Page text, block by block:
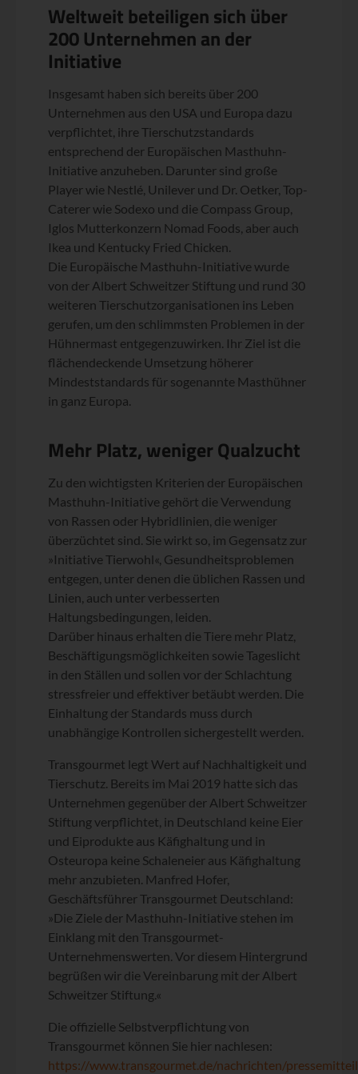
Weltweit beteiligen sich über
200 Unternehmen an der
Initiative
Insgesamt haben sich bereits über 200
Unternehmen aus den USA und Europa dazu
verpflichtet, ihre Tierschutzstandards
entsprechend der Europäischen Masthuhn-
Initiative anzuheben. Darunter sind große
Player wie Nestlé, Unilever und Dr. Oetker, Top-
Caterer wie Sodexo und die Compass Group,
Iglos Mutterkonzern Nomad Foods, aber auch
Ikea und Kentucky Fried Chicken.
Die Europäische Masthuhn-Initiative wurde
von der Albert Schweitzer Stiftung und rund 30
weiteren Tierschutzorganisationen ins Leben
gerufen, um den schlimmsten Problemen in der
Hühnermast entgegenzuwirken. Ihr Ziel ist die
flächendeckende Umsetzung höherer
Mindeststandards für sogenannte Masthühner
in ganz Europa.
Mehr Platz, weniger Qualzucht
Zu den wichtigsten Kriterien der Europäischen
Masthuhn-Initiative gehört die Verwendung
von Rassen oder Hybridlinien, die weniger
überzüchtet sind. Sie wirkt so, im Gegensatz zur
»Initiative Tierwohl«, Gesundheitsproblemen
entgegen, unter denen die üblichen Rassen und
Linien, auch unter verbesserten
Haltungsbedingungen, leiden.
Darüber hinaus erhalten die Tiere mehr Platz,
Beschäftigungsmöglichkeiten sowie Tageslicht
in den Ställen und sollen vor der Schlachtung
stressfreier und effektiver betäubt werden. Die
Einhaltung der Standards muss durch
unabhängige Kontrollen sichergestellt werden.
Transgourmet legt Wert auf Nachhaltigkeit und
Tierschutz. Bereits im Mai 2019 hatte sich das
Unternehmen gegenüber der Albert Schweitzer
Stiftung verpflichtet, in Deutschland keine Eier
und Eiprodukte aus Käfighaltung und in
Osteuropa keine Schaleneier aus Käfighaltung
mehr anzubieten. Manfred Hofer,
Geschäftsführer Transgourmet Deutschland:
»Die Ziele der Masthuhn-Initiative stehen im
Einklang mit den Transgourmet-
Unternehmenswerten. Vor diesem Hintergrund
begrüßen wir die Vereinbarung mit der Albert
Schweitzer Stiftung.«
Die offizielle Selbstverpflichtung von
Transgourmet können Sie hier nachlesen:
https://www.transgourmet.de/nachrichten/